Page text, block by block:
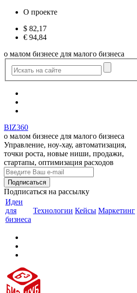
О проекте
$ 82,17
€ 94,84
о малом бизнесе для малого бизнеса
BIZ360
о малом бизнесе для малого бизнеса
Управление, ноу-хау, автоматизация,
точки роста, новые ниши, продажи,
стартапы, оптимизация расходов
Подписаться на рассылку
Идеи
для
бизнеса
Технологии Кейсы Маркетинг